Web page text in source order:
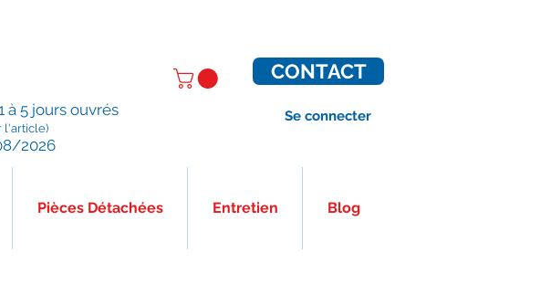
CONTACT
Se connecter
Pièces Détachées Entretien Blog
à 5 jours ouvrés
l'article)
2026